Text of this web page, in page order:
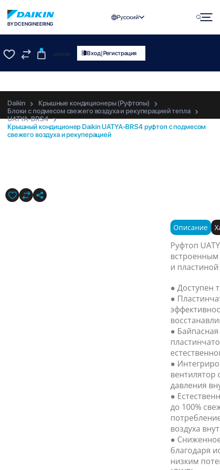
BY DC ENGINEERING
Русский
0
UZS0.00 Вход|Регистрация
Daikin
Крышные кондиционеры (Руфтопы)
Блоки с подмесом свежего воздуха и рекуперацией тепла
UATYA-BRS4
Крышный кондиционер Daikin UATYA-BRS4 руфтоп с подмесом
свежего воздуха и рекуперацией
Описание
Руфтоп
встроенным
и
● Доступен
●
●
●
вентилятор
давления
●
до 100%
воздуха
●
благодаря
низким